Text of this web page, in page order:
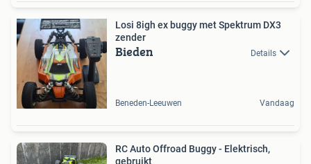
Losi 8igh ex buggy met Spektrum DX3
zender
Bieden Details
Beneden-Leeuwen Vandaag
RC Auto Offroad Buggy - Elektrisch,
gebruikt